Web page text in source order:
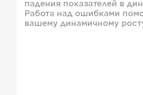
падения показателей в
Работа над ошибками
вашему динамичному